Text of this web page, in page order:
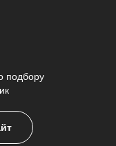
подбору